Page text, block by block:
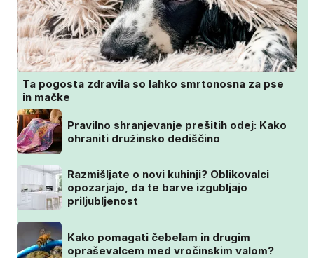
Ta pogosta zdravila so lahko smrtonosna za pse
in mačke
Pravilno shranjevanje prešitih odej: Kako
ohraniti družinsko dediščino
Razmišljate o novi kuhinji? Oblikovalci
opozarjajo, da te barve izgubljajo
priljubljenost
Kako pomagati čebelam in drugim
opraševalcem med vročinskim valom?